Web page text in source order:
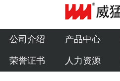
公司介绍 产品中心
荣誉证书 人力资源